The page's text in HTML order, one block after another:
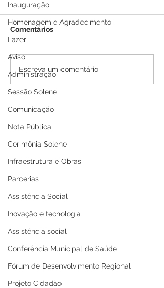
Inauguração
Homenagem e Agradecimento
Lazer
Aviso
Administração
Sessão Solene
Comunicação
Nota Pública
Cerimônia Solene
Infraestrutura e Obras
Parcerias
Assistência Social
Inovação e tecnologia
Assistência social
Conferência Municipal de Saúde
Fórum de Desenvolvimento Regional
Projeto Cidadão
Prefeitura de Brasiléia
realiza desfile cívico e
militar em
anos do município
Comentários
Escreva um comentário